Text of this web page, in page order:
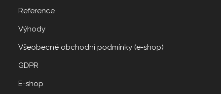
Reference
Výhody
Všeobecné obchodní podmínky (e-shop)
GDPR
E-shop